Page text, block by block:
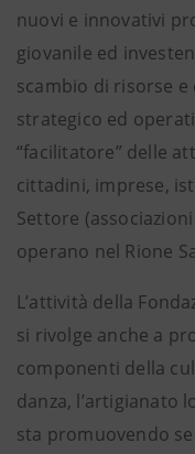
nuovi e innovativi
giovanile ed
scambio di risorse e
strategico ed
“facilitatore” delle
cittadini, imprese,
Settore
operano nel Rione
L’attività della
si rivolge anche a
componenti della
danza, l’artigianato
sta promuovendo